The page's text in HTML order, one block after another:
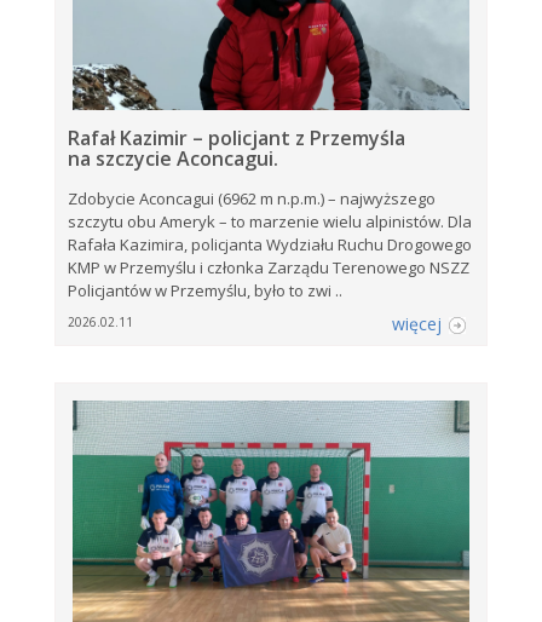
Rafał Kazimir – policjant z Przemyśla
na szczycie Aconcagui.
Zdobycie Aconcagui (6962 m n.p.m.) – najwyższego
szczytu obu Ameryk – to marzenie wielu alpinistów. Dla
Rafała Kazimira, policjanta Wydziału Ruchu Drogowego
KMP w Przemyślu i członka Zarządu Terenowego NSZZ
Policjantów w Przemyślu, było to zwi ..
2026.02.11 więcej